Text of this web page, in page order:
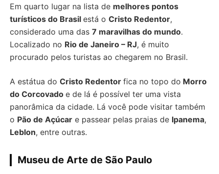
Em quarto lugar na lista de melhores pontos
turísticos do Brasil está o Cristo Redentor,
considerado uma das 7 maravilhas do mundo.
Localizado no Rio de Janeiro – RJ, é muito
procurado pelos turistas ao chegarem no Brasil.
A estátua do Cristo Redentor fica no topo do Morro
do Corcovado e de lá é possível ter uma vista
panorâmica da cidade. Lá você pode visitar também
o Pão de Açúcar e passear pelas praias de Ipanema,
Leblon, entre outras.
Museu de Arte de São Paulo